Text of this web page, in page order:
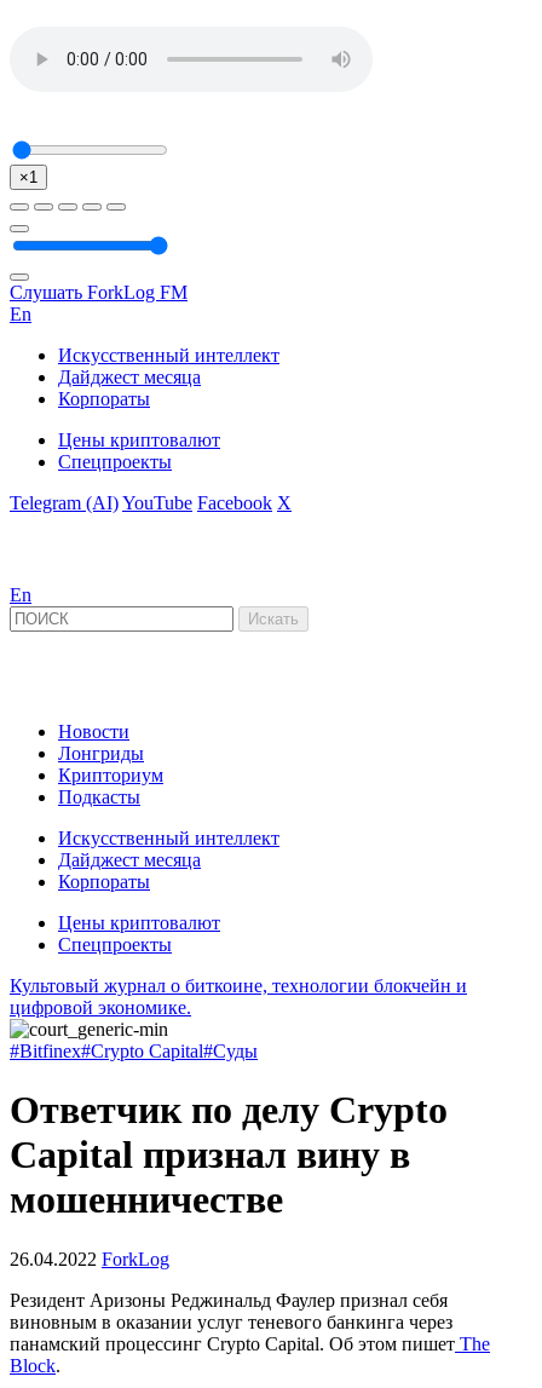
×1
Слушать ForkLog FM
En
Искусственный интеллект
Дайджест месяца
Корпораты
Цены криптовалют
Спецпроекты
Telegram (AI)YouTube Facebook X
En
Новости
Лонгриды
Крипториум
Подкасты
Искусственный интеллект
Дайджест месяца
Корпораты
Цены криптовалют
Спецпроекты
Культовый журнал о биткоине, технологии блокчейн и
цифровой экономике.
#Bitfinex#Crypto Capital#Суды
Ответчик по делу Crypto
Capital признал вину в
мошенничестве
26.04.2022 ForkLog
Резидент Аризоны Реджинальд Фаулер признал себя
виновным в оказании услуг теневого банкинга через
панамский процессинг Crypto Capital. Об этом пишет The
Block.